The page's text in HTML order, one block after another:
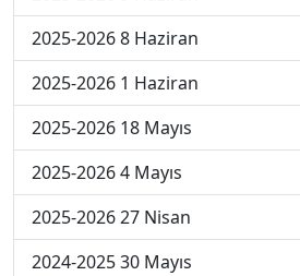
2025-2026 8 Haziran
2025-2026 1 Haziran
2025-2026 18 Mayıs
2025-2026 4 Mayıs
2025-2026 27 Nisan
2024-2025 30 Mayıs